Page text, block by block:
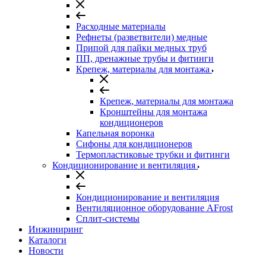
Расходные материалы
Рефнеты (разветвители) медные
Припой для пайки медных труб
ПП, дренажные трубы и фитинги
Крепеж, материалы для монтажа
Крепеж, материалы для монтажа
Кронштейны для монтажа
кондиционеров
Капельная воронка
Сифоны для кондиционеров
Термопластиковые трубки и фитинги
Кондиционирование и вентиляция
Кондиционирование и вентиляция
Вентиляционное оборудование AFrost
Сплит-системы
Инжиниринг
Каталоги
Новости